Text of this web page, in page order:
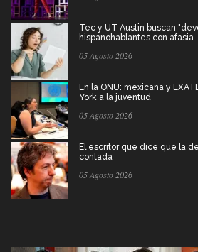
Tec y UT Austin buscan
hispanohablantes con afasia
05 Agosto 2026
En la ONU: mexicana y
York a la juventud
05 Agosto 2026
El escritor que dice que la
contada
05 Agosto 2026